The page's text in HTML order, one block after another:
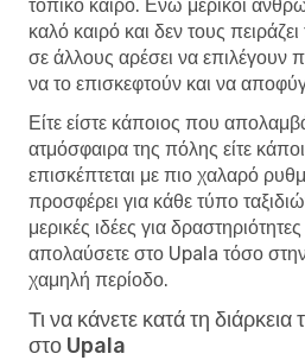
τοπικό καιρό. Ενώ μερικοί
καλό καιρό και δεν τους
σε άλλους αρέσει να επιλέγουν
να το επισκεφτούν και να
Είτε είστε κάποιος που
ατμόσφαιρα της πόλης είτε
επισκέπτεται με πιο χαλαρό
προσφέρει για κάθε τύπο
μερικές ιδέες για
απολαύσετε στο Upala τόσο
χαμηλή περίοδο.
Τι να κάνετε κατά τη
στο Upala